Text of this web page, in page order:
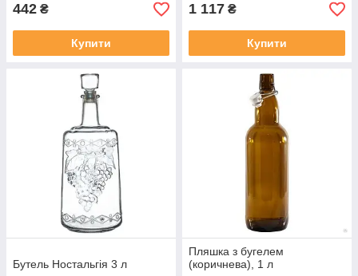
442 ₴
Купити
1 117 ₴
Купити
Бутель Ностальгія 3 л
Пляшка з бугелем
(коричнева), 1 л